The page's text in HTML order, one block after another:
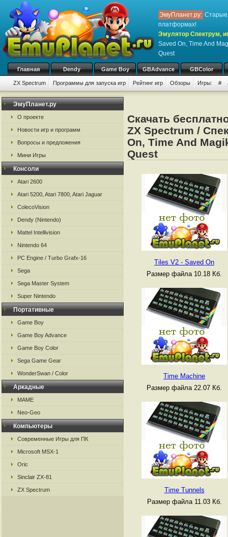
ЭмуПланет.ру: Старые
платформах!
Эмулятор Спектрум,
Saved On, Time And
Quest
Главная Dendy Game Boy GBAdvance GBColor
ZX Spectrum Программы для запуска игр Рейтинг игр Обзоры Игры: #
ЭмуПланет.ру
О проекте
Новости игр и программ
Вопросы и предложения
Мини Игры
Консоли
Atari 2600
Atari 5200, Atari 7800, Atari Jaguar
ColecoVision
Dendy (Nintendo)
Mattel Intellivision
Nintendo 64
PC Engine / Turbo Grafx-16
Sega
Sega Master System
Super Nintendo
Портативные
Game Boy
Game Boy Advance
Game Boy Color
Sega Game Gear
WonderSwan / Color
Аркадные
MAME
Neo-Geo
Компьютеры
Современные Игры для ПК
Microsoft MSX-1
Oric
Sinclair ZX-81
ZX Spectrum
Скачать
ZX Spectrum /
On, Time And
Quest
Tiles V2 - Saved On
Размер файла 10.18 Кб.
Time Machine
Размер файла 22.07 Кб.
Time Tunnels
Размер файла 11.03 Кб.